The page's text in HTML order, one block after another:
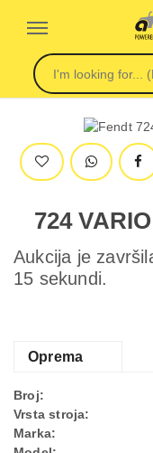
724
Aukcija je
15 sekundi.
Oprema
Broj:
Vrsta stroja:
Marka: